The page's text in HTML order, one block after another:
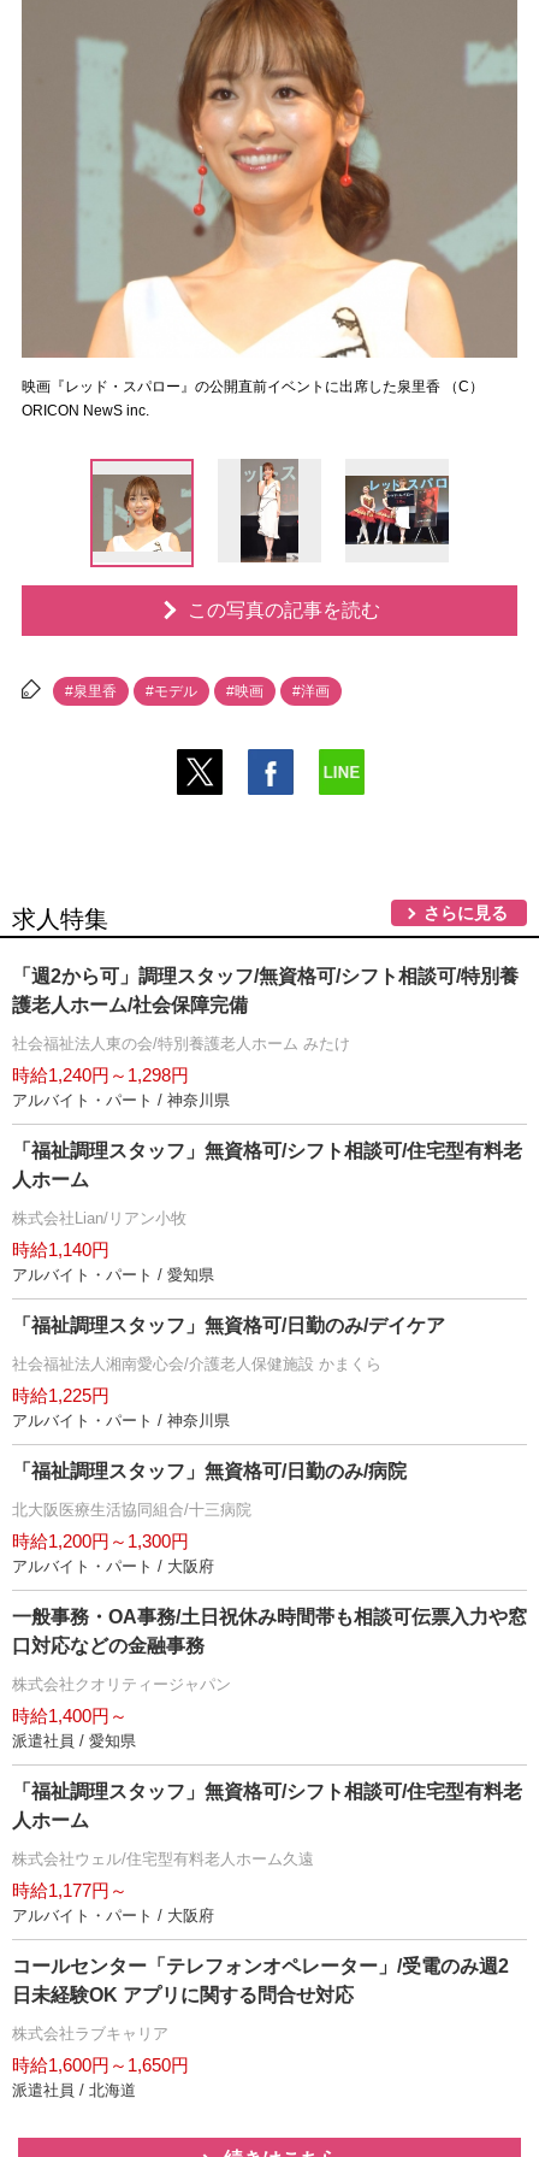
映画『レッド・スパロー』の公開直前イベントに出席した泉里香 （C）
ORICON NewS inc.
この写真の記事を読む
#泉里香 #モデル #映画 #洋画
求人特集 さらに見る
「週2から可」調理スタッフ/無資格可/シフト相談可/特別養
護老人ホーム/社会保障完備
社会福祉法人東の会/特別養護老人ホーム みたけ
時給1,240円～1,298円
アルバイト・パート / 神奈川県
「福祉調理スタッフ」無資格可/シフト相談可/住宅型有料老
人ホーム
株式会社Lian/リアン小牧
時給1,140円
アルバイト・パート / 愛知県
「福祉調理スタッフ」無資格可/日勤のみ/デイケア
社会福祉法人湘南愛心会/介護老人保健施設 かまくら
時給1,225円
アルバイト・パート / 神奈川県
「福祉調理スタッフ」無資格可/日勤のみ/病院
北大阪医療生活協同組合/十三病院
時給1,200円～1,300円
アルバイト・パート / 大阪府
一般事務・OA事務/土日祝休み時間帯も相談可伝票入力や窓
口対応などの金融事務
株式会社クオリティージャパン
時給1,400円～
派遣社員 / 愛知県
「福祉調理スタッフ」無資格可/シフト相談可/住宅型有料老
人ホーム
株式会社ウェル/住宅型有料老人ホーム久遠
時給1,177円～
アルバイト・パート / 大阪府
コールセンター「テレフォンオペレーター」/受電のみ週2
日未経験OK アプリに関する問合せ対応
株式会社ラブキャリア
時給1,600円～1,650円
派遣社員 / 北海道